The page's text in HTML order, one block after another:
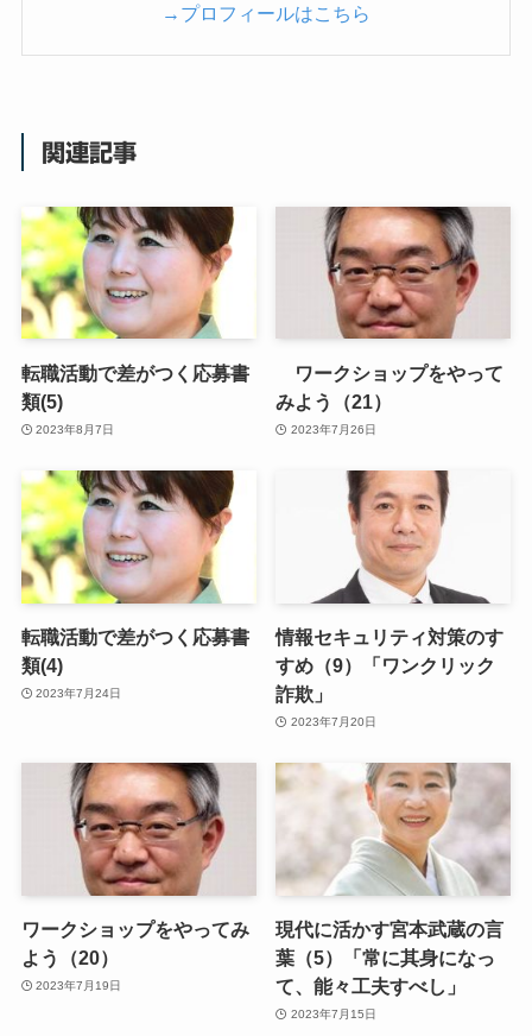
→プロフィールはこちら
関連記事
転職活動で差がつく応募書
類(5)
2023年8月7日
ワークショップをやって
みよう（21）
2023年7月26日
転職活動で差がつく応募書
類(4)
2023年7月24日
情報セキュリティ対策のす
すめ（9）「ワンクリック
詐欺」
2023年7月20日
ワークショップをやってみ
よう（20）
2023年7月19日
現代に活かす宮本武蔵の言
葉（5）「常に其身になっ
て、能々工夫すべし」
2023年7月15日